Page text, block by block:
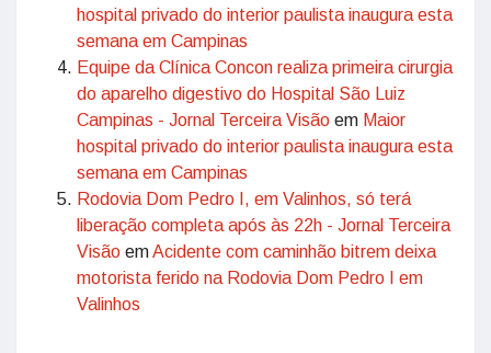
hospital privado do interior paulista inaugura esta
semana em Campinas
Equipe da Clínica Concon realiza primeira cirurgia
do aparelho digestivo do Hospital São Luiz
Campinas - Jornal Terceira Visão em Maior
hospital privado do interior paulista inaugura esta
semana em Campinas
Rodovia Dom Pedro I, em Valinhos, só terá
liberação completa após às 22h - Jornal Terceira
Visão emAcidente com caminhão bitrem deixa
motorista ferido na Rodovia Dom Pedro I em
Valinhos